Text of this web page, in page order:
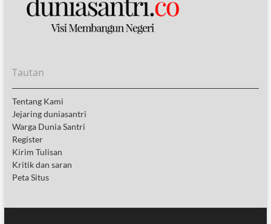
Tautan
Tentang Kami
Jejaring duniasantri
Warga Dunia Santri
Register
Kirim Tulisan
Kritik dan saran
Peta Situs